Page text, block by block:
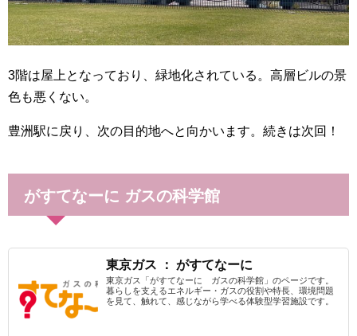
3階は屋上となっており、緑地化されている。高層ビルの景
色も悪くない。
豊洲駅に戻り、次の目的地へと向かいます。続きは次回！
がすてなーに ガスの科学館
東京ガス ： がすてなーに
東京ガス「がすてなーに ガスの科学館」のページです。
暮らしを支えるエネルギー・ガスの役割や特長、環境問題
を見て、触れて、感じながら学べる体験型学習施設です。